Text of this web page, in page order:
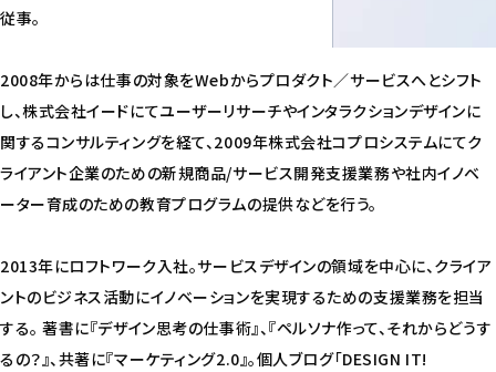
従事。
2008年からは仕事の対象をWebからプロダクト／サービスへとシフト
し、株式会社イードにてユーザーリサーチやインタラクションデザインに
関するコンサルティングを経て、2009年株式会社コプロシステムにてク
ライアント企業のための新規商品/サービス開発支援業務や社内イノベ
ーター育成のための教育プログラムの提供などを行う。
2013年にロフトワーク入社。サービスデザインの領域を中心に、クライア
ントのビジネス活動にイノベーションを実現するための支援業務を担当
する。 著書に『デザイン思考の仕事術』、『ペルソナ作って、それからどうす
るの？』、共著に『マーケティング2.0』。個人ブログ「DESIGN IT!